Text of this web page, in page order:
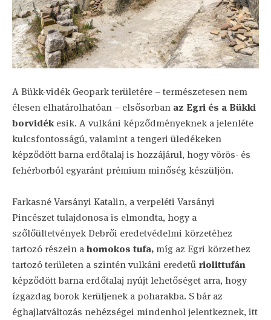
A Bükk-vidék Geopark területére – természetesen nem
élesen elhatárolhatóan – elsősorban az Egri és a Bükki
borvidékesik. A vulkáni képződményeknek a jelenléte
kulcsfontosságú, valamint a tengeri üledékeken
képződött barna erdőtalaj is hozzájárul, hogy vörös- és
fehérborból egyaránt prémium minőség készüljön.
Farkasné Varsányi Katalin, a verpeléti Varsányi
Pincészet tulajdonosa is elmondta, hogy a
szőlőültetvények Debrői eredetvédelmi körzetéhez
tartozó részein ahomokos tufa, míg az Egri körzethez
tartozó területen a szintén vulkáni eredetű riolittufán
képződött barna erdőtalaj nyújt lehetőséget arra, hogy
ízgazdag borok kerüljenek a poharakba. S bár az
éghajlatváltozás nehézségei mindenhol jelentkeznek, itt